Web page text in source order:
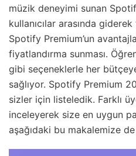
müzik deneyimi sunan
kullanıcılar arasında
Spotify Premium’un
fiyatlandırma sunması.
gibi seçeneklerle her
sağlıyor. Spotify Premium
sizler için listeledik. Farklı
inceleyerek size en uygun
aşağıdaki bu makalemize